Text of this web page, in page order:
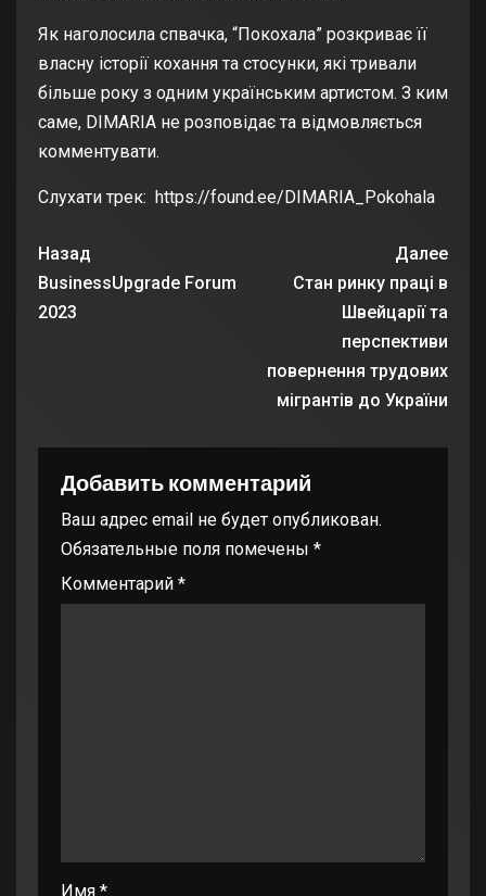
Як наголосила спвачка, “Покохала” розкриває її
власну історії кохання та стосунки, які тривали
більше року з одним українським артистом. З ким
саме, DIMARIA не розповідає та відмовляється
комментувати.
Слухати трек: https://found.ee/DIMARIA_Pokohala
Назад
BusinessUpgrade Forum
2023
Далее
Стан ринку праці в
Швейцарії та
перспективи
повернення трудових
мігрантів до України
Добавить комментарий
Ваш адрес email не будет опубликован.
Обязательные поля помечены *
Комментарий *
Имя *